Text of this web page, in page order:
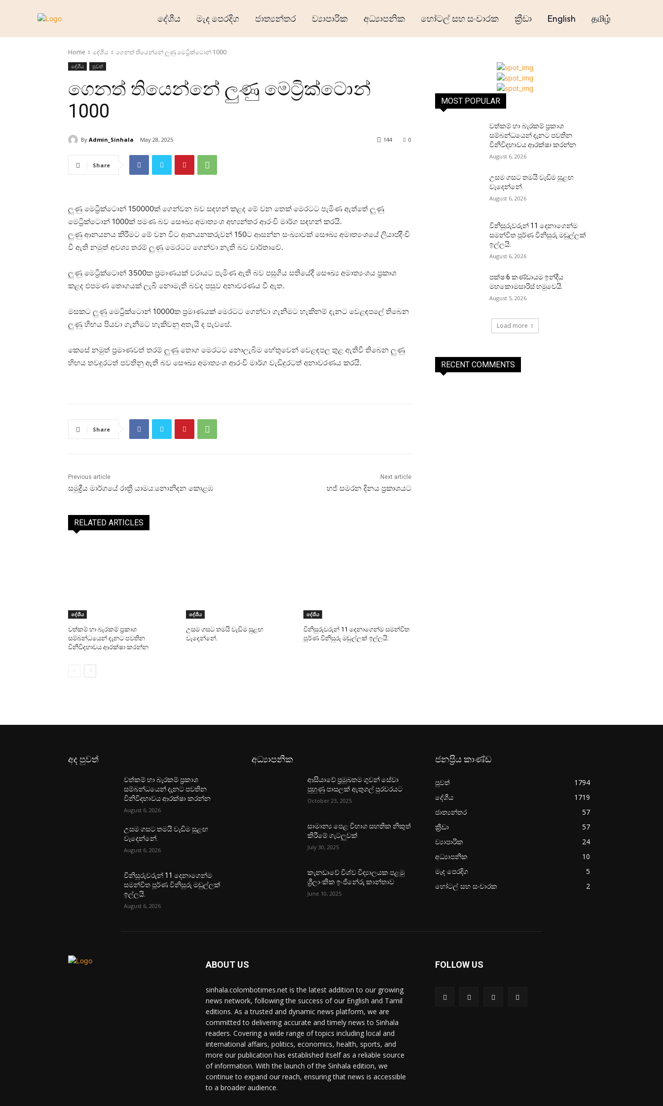
දේශීය මැද පෙරදිග ජාත්‍යන්තර ව්‍යාපාරික අධ්‍යාපනික හෝටල් සහ සංචාරක ක්‍රීඩා English தமிழ்
Home දේශීය ගෙනත් තියෙන්නේ ලුණු මෙට්‍රික්ටොන් 1000
දේශීය පුවත්
ගෙනත් තියෙන්නේ ලුණු මෙට්‍රික්ටොන්
1000
By Admin_Sinhala May 28, 2025 0
144
Share
ලුණු මෙට්‍රික්ටොන් 150000ක් ගෙන්වන බව සඳහන් කළද මේ වන තෙක් මෙරටට පැමිණ ඇත්තේ ලුණු
මෙට්‍රික්ටොන් 1000ක් පමණ බව සෞඛ්‍ය අමාත්‍යංශ අභ්‍යන්තර ආරංචි මාර්ග සඳහන් කරයි.
ලුණු ආනයනය කිරීමට මේ වන විට ආනයනකරුවන් 150ට ආසන්න සංඛ්‍යාවක් සෞඛ්‍ය අමාත්‍යංශයේ ලියාපදිිංචි
වී ඇති නමුත් අවශ්‍ය තරම් ලුණු මෙරටට ගෙන්වා නැති බව වාර්තාවේ.
ලුණු මෙට්‍රික්ටොන් 3500ක ප්‍රමාණයක් වරායට පැමිණ ඇති බව පසුගිය සතියේදී සෞඛ්‍ය අමාත්‍යංශය ප්‍රකාශ
කළද එපමණ තොගයක් ලැබී නොමැති බවද පසුව අනාවරණය වී ඇත.
මසකට ලුණු මෙට්‍රික්ටොන් 10000ක ප්‍රමාණයක් මෙරටට ගෙන්වා ගැනීමට හැකිනම් දැනට වෙළඳපලේ තිබෙන
ලුණු හිඟය පියවා ගැනීමට හැකිවනු අතැයි ද පැවසේ.
කෙසේ නමුත් ප්‍රමාණවත් තරම් ලුණු තොග මෙරටට නොලැබිම හේතුවෙන් වෙළඳපල තුළ ඇතිවී තිබෙන ලුණු
හිඟය තවදුරටත් පවතිනු ඇති බව සෞඛ්‍ය අමාත්‍යංශ ආරංචි මාර්ග වැඩිදුරටත් අනාවරණය කරයි.
Share
Previous article
සමුද්‍රීය මාර්ගයේ රාත්‍රී යාමය:නොනිදන කොළඹ
Next article
හජ් සමරන දිනය ප්‍රකාශයට
RELATED ARTICLES
දේශීය
වත්කම් හා බැරකම් ප්‍රකාශ
සම්බන්ධයෙන් දැනට පවතින
විනිවිදභාවය ආරක්ෂා කරන්න
දේශීය
උසම ගසට තමයි වැඩිම සුළඟ
වැදෙන්නේ.
දේශීය
විනිසුරුවරුන් 11 දෙනාගෙන්ම සමන්විත
පූර්ණ විනිසුරු මඬුල්ලක් ඉල්ලයි.
MOST POPULAR
වත්කම් හා බැරකම් ප්‍රකාශ
සම්බන්ධයෙන් දැනට පවතින
විනිවිදභාවය ආරක්ෂා කරන්න
August 6, 2026
උසම ගසට තමයි වැඩිම සුළඟ
වැදෙන්නේ.
August 6, 2026
විනිසුරුවරුන් 11 දෙනාගෙන්ම
සමන්විත පූර්ණ විනිසුරු මඬුල්ලක්
ඉල්ලයි.
August 6, 2026
පක්ෂ 6 කණ්ඩායම ඉන්දීය
මහකොමසාරිස් හමුවෙයි.
August 5, 2026
Load more
RECENT COMMENTS
අද පුවත්
වත්කම් හා බැරකම් ප්‍රකාශ
සම්බන්ධයෙන් දැනට පවතින
විනිවිදභාවය ආරක්ෂා කරන්න
August 6, 2026
උසම ගසට තමයි වැඩිම සුළඟ
වැදෙන්නේ.
August 6, 2026
විනිසුරුවරුන් 11 දෙනාගෙන්ම
සමන්විත පූර්ණ විනිසුරු මඬුල්ලක්
ඉල්ලයි.
August 6, 2026
අධ්‍යාපනික
ආසියාවේ ප්‍රමුඛතම ගුවන් සේවා
පුහුණු පාසලක් ඇතුගල් පුරවරයට
October 23, 2025
සාමාන්‍ය පෙළ විභාග සහතික නිකුත්
කිරීමේ ගැටලුවක්
July 30, 2025
කැනඩාවේ විශ්ව විද්‍යාලයක පළමු
ශ්‍රීලාංකික ඉංජිනේරු කාන්තාව
June 10, 2025
ජනප්‍රිය කාණ්ඩ
පුවත්
1794
දේශීය
1719
ජාත්‍යන්තර
57
ක්‍රීඩා
57
ව්‍යාපාරික
24
අධ්‍යාපනික
10
මැද පෙරදිග
5
හෝටල් සහ සංචාරක
2
ABOUT US
sinhala.colombotimes.net is the latest addition to our growing
news network, following the success of our English and Tamil
editions. As a trusted and dynamic news platform, we are
committed to delivering accurate and timely news to Sinhala
readers. Covering a wide range of topics including local and
international affairs, politics, economics, health, sports, and
more our publication has established itself as a reliable source
of information. With the launch of the Sinhala edition, we
continue to expand our reach, ensuring that news is accessible
to a broader audience.
FOLLOW US